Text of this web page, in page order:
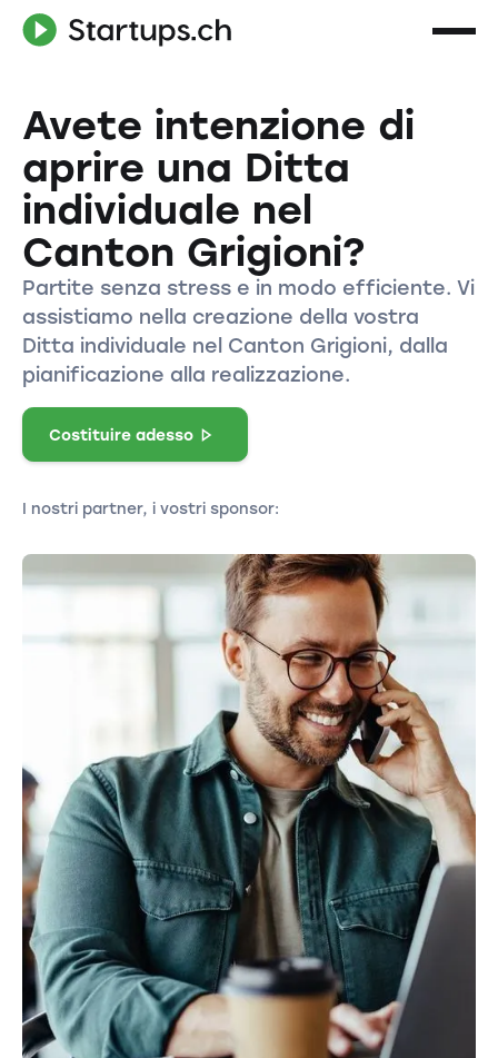
Avete intenzione di
aprire una Ditta
individuale nel
Canton Grigioni?
Partite senza stress e in modo efficiente. Vi
assistiamo nella creazione della vostra
Ditta individuale nel Canton Grigioni, dalla
pianificazione alla realizzazione.
Costituire adesso
I nostri partner, i vostri sponsor: